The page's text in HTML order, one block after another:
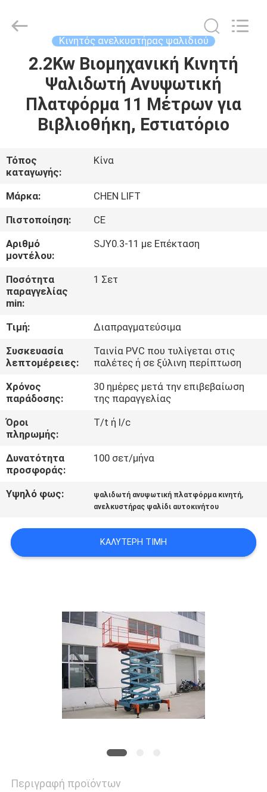
ΣΠΊΤΙ
ΠΡΟΪΌΝΤΑ
ΣΧΕΤΙΚΆ
ΜΕ
ΕΜΆΣ
ΕΠΙΣΚΈΨΕΙΣ
ΣΤΟ
ΕΡΓΟΣΤΆΣΙΟ
ΈΛΕΓΧΟΣ
ΠΟΙΌΤΗΤΑΣ
ΕΠΙΚΟΙΝΩΝΉΣΤΕ
ΜΑΖΊ
ΜΑΣ
ΕΙΔΉΣΕΙΣ
ΖΗΤΉΣΤΕ
ΜΙΑ
SITEMAP
ΑΠΟΡΡΉΤΟΥ
Κινητός ανελκυστήρας ψαλιδιού
2.2Kw Βιομηχανική Κινητή
Ψαλιδωτή Ανυψωτική
Πλατφόρμα 11 Μέτρων για
Βιβλιοθήκη, Εστιατόριο
Τόπος
καταγωγής:
Κίνα
Μάρκα:
CHEN LIFT
Πιστοποίηση:
CE
Αριθμό
μοντέλου:
SJY0.3-11 με Επέκταση
Ποσότητα
παραγγελίας
min:
1 Σετ
Τιμή:
Διαπραγματεύσιμα
Συσκευασία
λεπτομέρειες:
Ταινία PVC που τυλίγεται στις
παλέτες ή σε ξύλινη περίπτωση
Χρόνος
παράδοσης:
30 ημέρες μετά την επιβεβαίωση
της παραγγελίας
Όροι
πληρωμής:
T/t ή l/c
Δυνατότητα
προσφοράς:
100 σετ/μήνα
Υψηλό φως: ψαλιδωτή ανυψωτική πλατφόρμα κινητή,
ανελκυστήρας ψαλίδι αυτοκινήτου
ΚΑΛΎΤΕΡΗ ΤΙΜΉ
Περιγραφή προϊόντων